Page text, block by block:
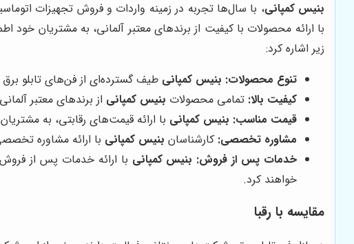
بنیس کمپانی، با سال‌ها تجربه در زمینه واردات و فروش تجهیزات
با ارائه محصولات با کیفیت از برندهای معتبر آلمانی، به مشتریان خود
زیر اشاره کرد:
تنوع محصولات: بنیس کمپانی طیف گسترده‌ای از فن‌های تابلو برق
کیفیت بالا: تمامی محصولات بنیس کمپانی از برندهای معتبر
قیمت مناسب: بنیس کمپانی با ارائه قیمت‌های رقابتی، به
مشاوره تخصصی: کارشناسان بنیس کمپانی با ارائه مشاوره
خدمات پس از فروش: بنیس کمپانی با ارائه خدمات پس از
خواهند کرد.
مقایسه با رقبا